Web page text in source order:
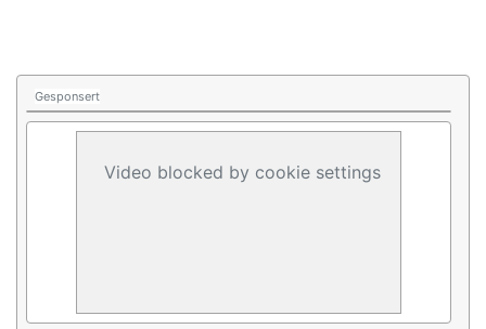
Gesponsert
Video blocked by cookie settings